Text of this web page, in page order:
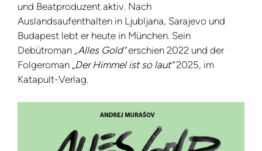
und Beatproduzent aktiv. Nach
Auslandsaufenthalten in Ljubljana, Sarajevo und
Budapest lebt er heute in München. Sein
Debütroman „Alles Gold“erschien 2022 und der
Folgeroman „Der Himmel ist so laut“2025, im
Katapult-Verlag.